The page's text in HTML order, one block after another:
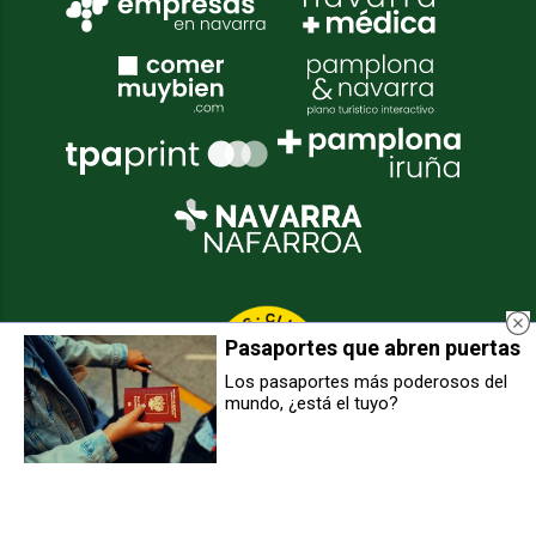
Pasaportes que abren puertas
Los pasaportes más poderosos del
mundo, ¿está el tuyo?